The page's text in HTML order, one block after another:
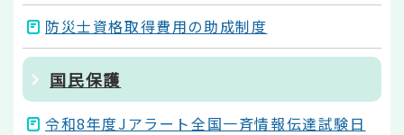
防災士資格取得費用の助成制度
国民保護
令和8年度Jアラート全国一斉情報伝達試験日